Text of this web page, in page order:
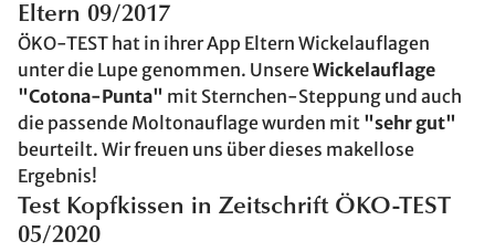
Eltern 09/2017
ÖKO-TEST hat in ihrer App Eltern Wickelauflagen
unter die Lupe genommen. UnsereWickelauflage
"Cotona-Punta" mit Sternchen-Steppung und auch
die passende Moltonauflage wurden mit "sehr gut"
beurteilt. Wir freuen uns über dieses makellose
Ergebnis!
Test Kopfkissen in Zeitschrift ÖKO-TEST
05/2020